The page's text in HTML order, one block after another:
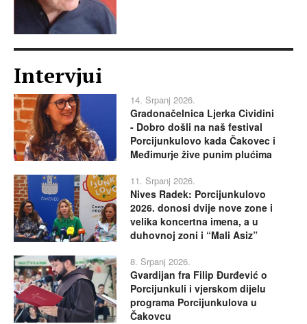
Intervjui
14. Srpanj 2026.
Gradonačelnica Ljerka Cividini
- Dobro došli na naš festival
Porcijunkulovo kada Čakovec i
Međimurje žive punim plućima
11. Srpanj 2026.
Nives Radek: Porcijunkulovo
2026. donosi dvije nove zone i
velika koncertna imena, a u
duhovnoj zoni i “Mali Asiz”
8. Srpanj 2026.
Gvardijan fra Filip Đurđević o
Porcijunkuli i vjerskom dijelu
programa Porcijunkulova u
Čakovcu